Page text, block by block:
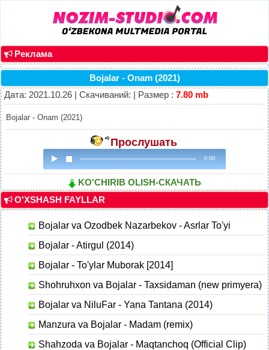
Реклама
Bojalar - Onam (2021)
Дата: 2021.10.26 | Скачиваний: | Размер : 7.80 mb
Bojalar - Onam (2021)
Прослушать
0:00
KO'CHIRIB OLISH-СКАЧАТЬ
O'XSHASH FAYLLAR
Bojalar va Ozodbek Nazarbekov - Asrlar To'yi
Bojalar - Atirgul (2014)
Bojalar - To'ylar Muborak [2014]
Shohruhxon va Bojalar - Taxsidaman (new primyera)
Bojalar va NiluFar - Yana Tantana (2014)
Manzura va Bojalar - Madam (remix)
Shahzoda va Bojalar - Maqtanchoq (Official Clip)